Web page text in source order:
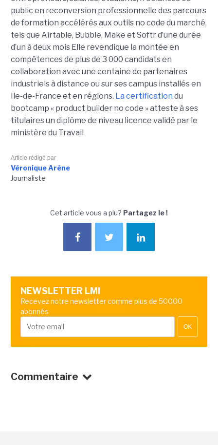
public en reconversion professionnelle des parcours
de formation accélérés aux outils no code du marché,
tels que Airtable, Bubble, Make et Softr d’une durée
d’un à deux mois Elle revendique la montée en
compétences de plus de 3 000 candidats en
collaboration avec une centaine de partenaires
industriels à distance ou sur ses campus installés en
Ile-de-France et en régions. La certification du
bootcamp « product builder no code » atteste à ses
titulaires un diplôme de niveau licence validé par le
ministère du Travail
Article rédigé par
Véronique Arène
Journaliste
Cet article vous a plu? Partagez le !
NEWSLETTER LMI
Recevez notre newsletter comme plus de 50000
abonnés
OK
Commentaire